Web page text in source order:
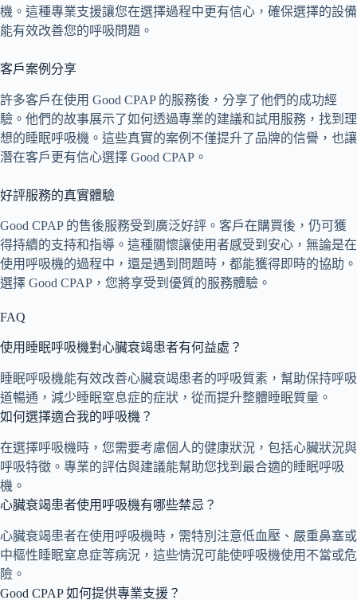
機。這種專業支援讓您在選擇過程中更有信心，確保選擇的設備
能有效改善您的呼吸問題。
客戶案例分享
許多客戶在使用 Good CPAP 的服務後，分享了他們的成功經
驗。他們的故事展示了如何透過專業的建議和試用服務，找到理
想的睡眠呼吸機。這些真實的案例不僅提升了品牌的信譽，也讓
潛在客戶更有信心選擇 Good CPAP。
好評服務的真實體驗
Good CPAP 的售後服務受到廣泛好評。客戶在購買後，仍可獲
得持續的支持和指導。這種關懷讓使用者感受到安心，無論是在
使用呼吸機的過程中，還是遇到問題時，都能獲得即時的協助。
選擇 Good CPAP，您將享受到優質的服務體驗。
FAQ
使用睡眠呼吸機對心臟衰竭患者有何益處？
睡眠呼吸機能有效改善心臟衰竭患者的呼吸質素，幫助保持呼吸
道暢通，減少睡眠窒息症的症狀，從而提升整體睡眠質量。
如何選擇適合我的呼吸機？
在選擇呼吸機時，您需要考慮個人的健康狀況，包括心臟狀況與
呼吸特徵。專業的評估與建議能幫助您找到最合適的睡眠呼吸
機。
心臟衰竭患者使用呼吸機有哪些禁忌？
心臟衰竭患者在使用呼吸機時，需特別注意低血壓、嚴重鼻塞或
中樞性睡眠窒息症等病況，這些情況可能使呼吸機使用不當或危
險。
Good CPAP 如何提供專業支援？